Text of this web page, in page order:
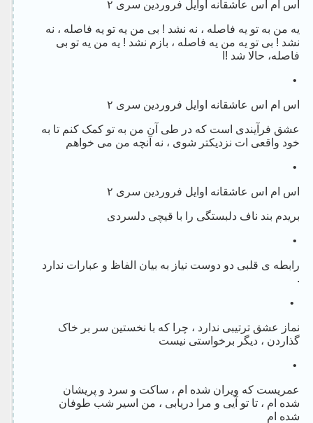
اس ام اس عاشقانه اوایل فروردین سری ۲
یه من به تو یه فاصله ، نه نشد ! بی من یه تو یه فاصله ، نه
نشد ! بی تو یه من یه فاصله ، بازم نشد ! یه من یه تو بی
فاصله، حالا شد !ا
•
اس ام اس عاشقانه اوایل فروردین سری ۲
عشق فرآیندی است که در طی آن من به تو کمک کنم تا به
خود واقعی ات نزدیکتر شوی ، نه آنچه من می خواهم
•
اس ام اس عاشقانه اوایل فروردین سری ۲
بریدم بند ناف دلبستگی را با قیچی دلسردی
•
رابطه ی قلبی دو دوست نیاز به بیان الفاظ و عبارات ندارد
.
•
نماز عشق ترتیبی ندارد ، چرا که با نخستین سر بر خاک
گذاردن ، دیگر برخواستی نیست
•
عمریست که ویران شده ام ، ساکت و سرد و پریشان
شده ام ، تا تو آیی و مرا دریابی ، من اسیر شب طوفان
شده ام